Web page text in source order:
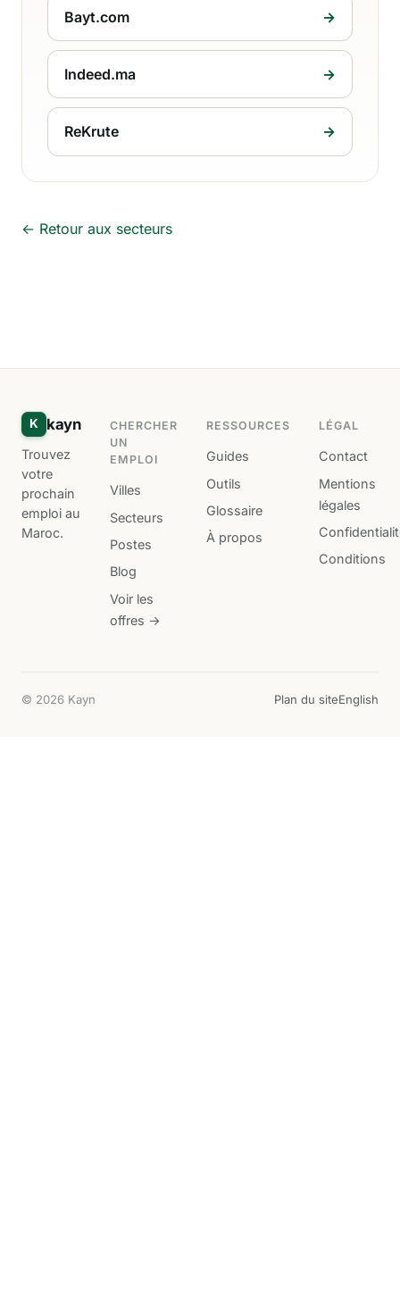
Bayt.com →
Indeed.ma →
ReKrute →
← Retour aux secteurs
K kayn
Trouvez
votre
prochain
emploi au
Maroc.
CHERCHER
UN
EMPLOI
Villes
Secteurs
Postes
Blog
Voir les
offres →
RESSOURCES
Guides
Outils
Glossaire
À propos
LÉGAL
Contact
Mentions
légales
Conditions
© 2026 Kayn Plan du siteEnglish